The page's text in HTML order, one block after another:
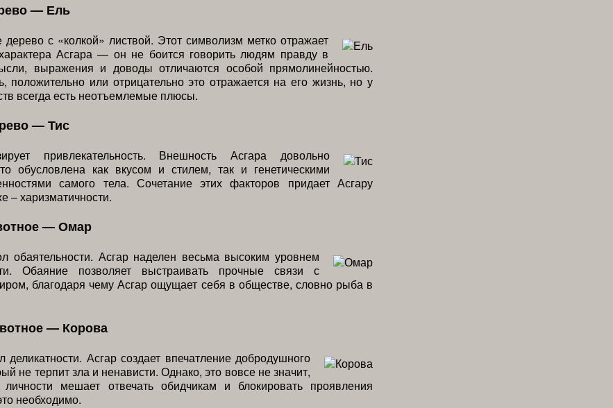
— Ель
с «колкой» листвой. Этот символизм метко отражает
Асгара — он не боится говорить людям правду в
выражения и доводы отличаются особой прямолинейностью.
положительно или отрицательно это отражается на его жизнь, но у
всегда есть неотъемлемые плюсы.
— Тис
привлекательность. Внешность Асгара довольно
обусловлена как вкусом и стилем, так и генетическими
самого тела. Сочетание этих факторов придает Асгару
– харизматичности.
— Омар
Асгар наделен весьма высоким уровнем
Обаяние позволяет выстраивать прочные связи с
благодаря чему Асгар ощущает себя в обществе, словно рыба в
— Корова
Асгар создает впечатление добродушного
не терпит зла и ненависти. Однако, это вовсе не значит,
мешает отвечать обидчикам и блокировать проявления
необходимо.